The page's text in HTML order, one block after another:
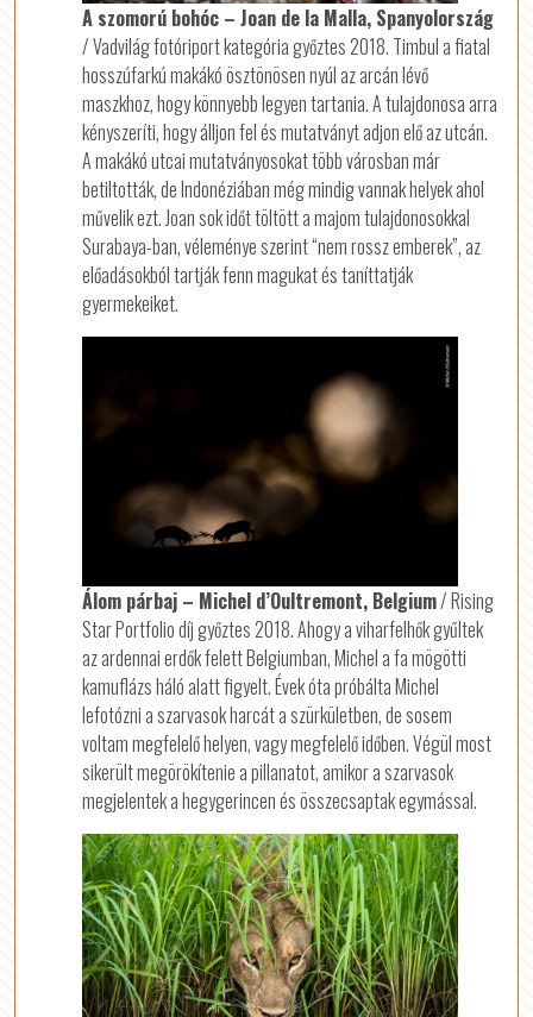
A szomorú bohóc – Joan de la Malla, Spanyolország
/ Vadvilág fotóriport kategória győztes 2018. Timbul a fiatal
hosszúfarkú makákó ösztönösen nyúl az arcán lévő
maszkhoz, hogy könnyebb legyen tartania. A tulajdonosa arra
kényszeríti, hogy álljon fel és mutatványt adjon elő az utcán.
A makákó utcai mutatványosokat több városban már
betiltották, de Indonéziában még mindig vannak helyek ahol
művelik ezt. Joan sok időt töltött a majom tulajdonosokkal
Surabaya-ban, véleménye szerint “nem rossz emberek”, az
előadásokból tartják fenn magukat és taníttatják
gyermekeiket.
Álom párbaj – Michel d’Oultremont, Belgium/ Rising
Star Portfolio díj győztes 2018. Ahogy a viharfelhők gyűltek
az ardennai erdők felett Belgiumban, Michel a fa mögötti
kamuflázs háló alatt figyelt. Évek óta próbálta Michel
lefotózni a szarvasok harcát a szürkületben, de sosem
voltam megfelelő helyen, vagy megfelelő időben. Végül most
sikerült megörökítenie a pillanatot, amikor a szarvasok
megjelentek a hegygerincen és összecsaptak egymással.